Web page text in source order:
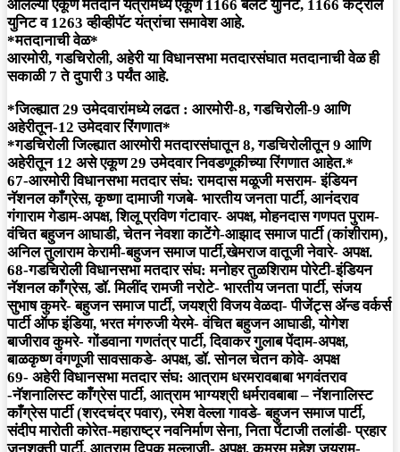
आलेल्या एकूण मतदान यंत्रामध्ये एकूण 1166 बॅलेट युनिट, 1166 कंट्रोल
युनिट व 1263 व्हीव्हीपॅट यंत्रांचा समावेश आहे.
*मतदानाची वेळ*
आरमोरी, गडचिरोली, अहेरी या विधानसभा मतदारसंघात मतदानाची वेळ ही
सकाळी 7 ते दुपारी 3 पर्यंत आहे.
*जिल्ह्यात 29 उमेदवारांमध्ये लढत : आरमोरी-8, गडचिरोली-9 आणि
अहेरीतून-12 उमेदवार रिंगणात*
*गडचिरोली जिल्ह्यात आरमोरी मतदारसंघातून 8, गडचिरोलीतून 9 आणि
अहेरीतून 12 असे एकूण 29 उमेदवार निवडणूकीच्या रिंगणात आहेत.*
67-आरमोरी विधानसभा मतदार संघ: रामदास मळूजी मसराम- इंडियन
नॅशनल काँग्रेस, कृष्णा दामाजी गजबे- भारतीय जनता पार्टी, आनंदराव
गंगाराम गेडाम-अपक्ष, शिलू प्रविण गंटावार- अपक्ष, मोहनदास गणपत पुराम-
वंचित बहुजन आघाडी, चेतन नेवशा काटेंगे-आझाद समाज पार्टी (कांशीराम),
अनिल तुलाराम केरामी-बहुजन समाज पार्टी,खेमराज वातूजी नेवारे- अपक्ष.
68-गडचिरोली विधानसभा मतदार संघ: मनोहर तुळशिराम पोरेटी-इंडियन
नॅशनल काँग्रेस, डॉ. मिलींद रामजी नरोटे- भारतीय जनता पार्टी, संजय
सुभाष कुमरे- बहुजन समाज पार्टी, जयश्री विजय वेळदा- पीजेंट्स ॲन्ड वर्कर्स
पार्टी ऑफ इंडिया, भरत मंगरुजी येरमे- वंचित बहुजन आघाडी, योगेश
बाजीराव कुमरे- गोंडवाना गणतंत्र पार्टी, दिवाकर गुलाब पेंदाम-अपक्ष,
बाळकृष्ण वंगणूजी सावसाकडे- अपक्ष, डॉ. सोनल चेतन कोवे- अपक्ष
69- अहेरी विधानसभा मतदार संघ: आत्राम धरमरावबाबा भगवंतराव
-नॅशनालिस्ट काँग्रेस पार्टी, आत्राम भाग्यश्री धर्मरावबाबा – नॅशनालिस्ट
काँग्रेस पार्टी (शरदचंद्र पवार), रमेश वेल्ला गावडे- बहुजन समाज पार्टी,
संदीप मारोती कोरेत-महाराष्ट्र नवनिर्माण सेना, निता पेंटाजी तलांडी- प्रहार